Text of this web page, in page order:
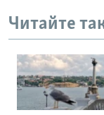
Читайте